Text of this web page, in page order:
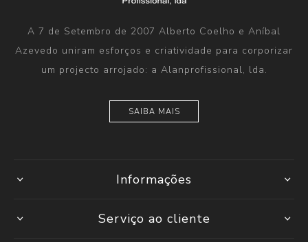
A 7 de Setembro de 2007 Alberto Coelho e Aníbal
Azevedo uniram esforços e criatividade para corporizar
um projecto arrojado: a Alanprofissional, lda.
SAIBA MAIS
Informações
Serviço ao cliente